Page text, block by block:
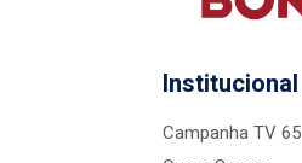
Institucional
Campanha TV 65